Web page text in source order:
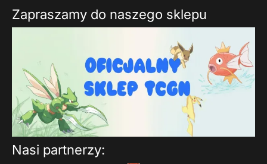
Zapraszamy do naszego sklepu
Nasi partnerzy: